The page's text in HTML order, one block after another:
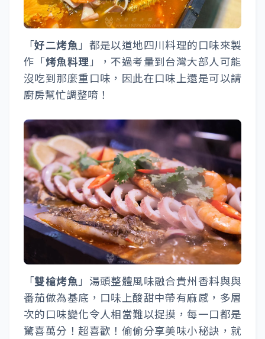
「好二烤魚」都是以道地四川料理的口味來製
作「烤魚料理」，不過考量到台灣大部人可能
沒吃到那麼重口味，因此在口味上還是可以請
廚房幫忙調整唷！
「雙槍烤魚」湯頭整體風味融合貴州香料與與
番茄做為基底，口味上酸甜中帶有麻感，多層
次的口味變化令人相當難以捉摸，每一口都是
驚喜萬分！超喜歡！偷偷分享美味小秘訣，就